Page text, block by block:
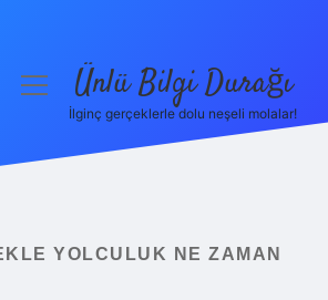
menüyüÜnlü Bilgi Durağı
İlginç gerçeklerle dolu neşeli molalar!
YOLCULUK NE ZAMAN